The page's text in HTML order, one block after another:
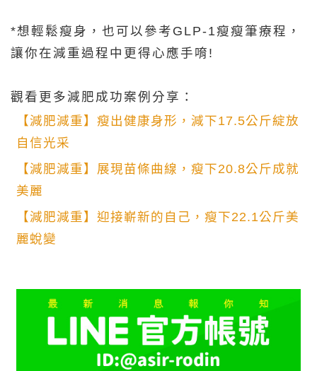
*想輕鬆瘦身，也可以參考GLP-1瘦瘦筆療程，
讓你在減重過程中更得心應手唷!
觀看更多減肥成功案例分享：
【減肥減重】瘦出健康身形，減下17.5公斤綻放
自信光采
【減肥減重】展現苗條曲線，瘦下20.8公斤成就
美麗
【減肥減重】迎接嶄新的自己，瘦下22.1公斤美
麗蛻變